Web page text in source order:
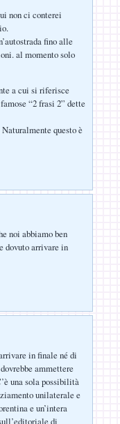
non ci conterei
fino alle
al momento solo
a cui si riferisce
“2 frasi 2” dette
questo è
noi abbiamo ben
dovuto arrivare in
in finale né di
ammettere
una sola possibilità
unilaterale e
e un’intera
di